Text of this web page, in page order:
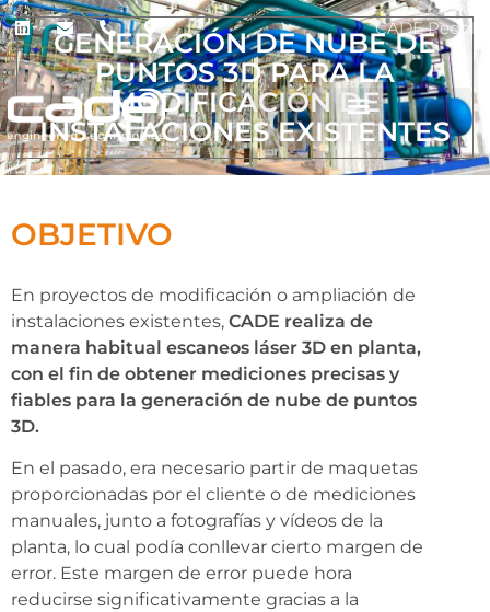
CADE People
GENERACIÓN DE NUBE DE
PUNTOS 3D PARA LA
MODIFICACIÓN DE
INSTALACIONES EXISTENTES
OBJETIVO
En proyectos de modificación o ampliación de
instalaciones existentes, CADE realiza de
manera habitual escaneos láser 3D en planta,
con el fin de obtener mediciones precisas y
fiables para la generación de nube de puntos
3D.
En el pasado, era necesario partir de maquetas
proporcionadas por el cliente o de mediciones
manuales, junto a fotografías y vídeos de la
planta, lo cual podía conllevar cierto margen de
error. Este margen de error puede hora
reducirse significativamente gracias a la